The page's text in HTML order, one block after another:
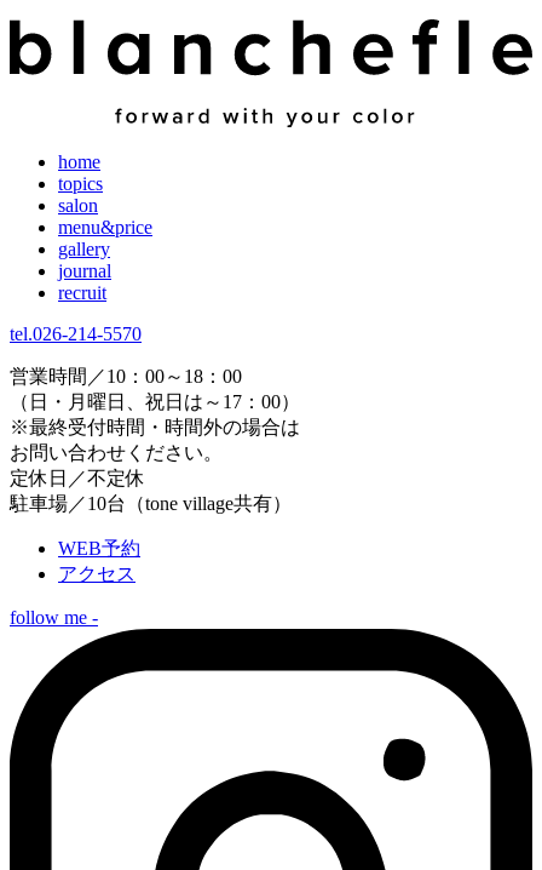
home
topics
salon
menu&price
gallery
journal
recruit
tel.026-214-5570
営業時間／10：00～18：00
（日・月曜日、祝日は～17：00）
※最終受付時間・時間外の場合は
お問い合わせください。
定休日／不定休
駐車場／10台（tone village共有）
WEB予約
アクセス
follow me -